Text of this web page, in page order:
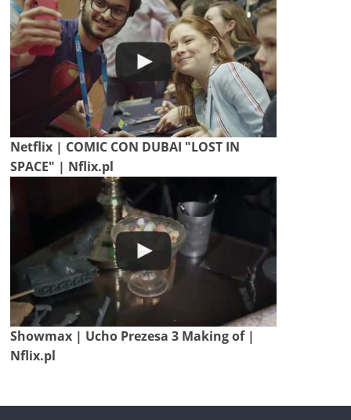
Netflix | COMIC CON DUBAI "LOST IN
SPACE" | Nflix.pl
Showmax | Ucho Prezesa 3 Making of |
Nflix.pl